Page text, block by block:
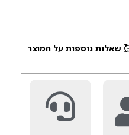
שאלות נוספות על המוצר